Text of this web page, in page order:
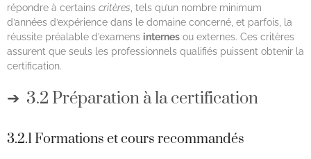
répondre à certains critères , tels qu’un nombre minimum
d’années d’expérience dans le domaine concerné, et parfois, la
réussite préalable d’examens internes ou externes. Ces critères
assurent que seuls les professionnels qualifiés puissent obtenir la
certification.
3.2 Préparation à la certification
3.2.1 Formations et cours recommandés